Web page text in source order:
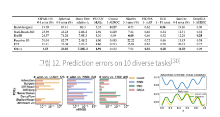
그림 12. Prediction errors on 10 diverse tasks[30]